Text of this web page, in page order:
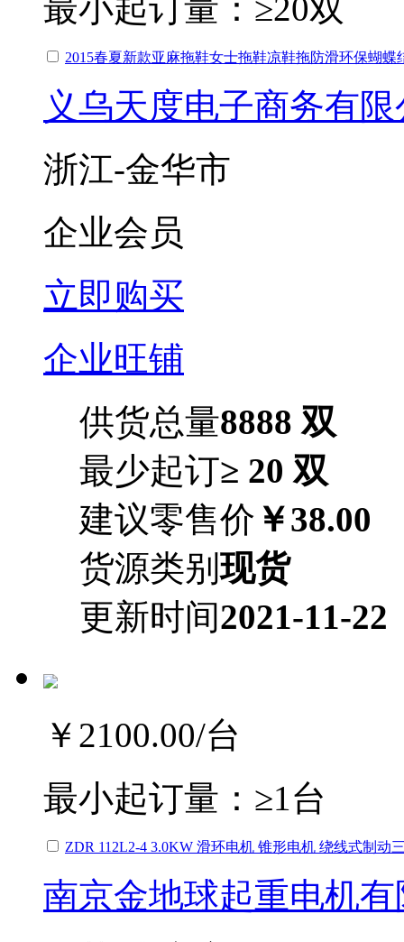
最小起订量： ≥20双
2015春夏新款亚麻拖鞋女士拖鞋凉鞋拖防滑环保蝴蝶
义乌天度电子商务有
浙江-金华市
企业会员
立即购买
企业旺铺
供货总量8888 双
最少起订≥ 20 双
建议零售价 ￥38.00
货源类别现货
更新时间2021-11-22
￥2100.00/台
最小起订量： ≥1台
ZDR 112L2-4 3.0KW 滑环电机 锥形电机 绕线式制动
南京金地球起重电机